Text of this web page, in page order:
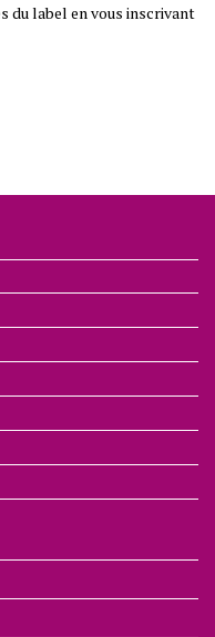
du label en vous inscrivant